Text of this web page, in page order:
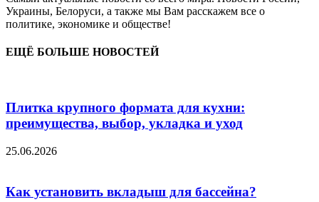
Украины, Белоруси, а также мы Вам расскажем все о
политике, экономике и обществе!
ЕЩЁ БОЛЬШЕ НОВОСТЕЙ
Плитка крупного формата для кухни:
преимущества, выбор, укладка и уход
25.06.2026
Как установить вкладыш для бассейна?